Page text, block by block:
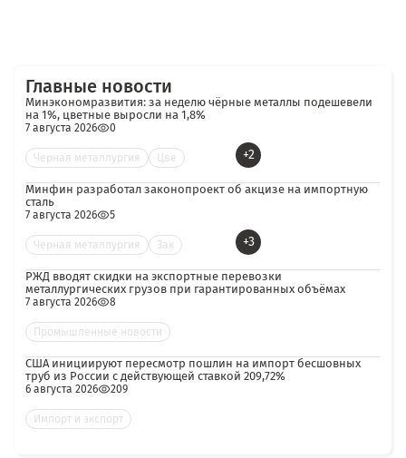
Главные новости
Минэкономразвития: за неделю чёрные металлы подешевели
на 1%, цветные выросли на 1,8%
7 августа 2026 0
Черная металлургия Цве +2
Минфин разработал законопроект об акцизе на импортную
сталь
7 августа 2026 5
Черная металлургия Зак +3
РЖД вводят скидки на экспортные перевозки
металлургических грузов при гарантированных объёмах
7 августа 2026 8
Промышленные новости
США инициируют пересмотр пошлин на импорт бесшовных
труб из России с действующей ставкой 209,72%
6 августа 2026 209
Импорт и экспорт